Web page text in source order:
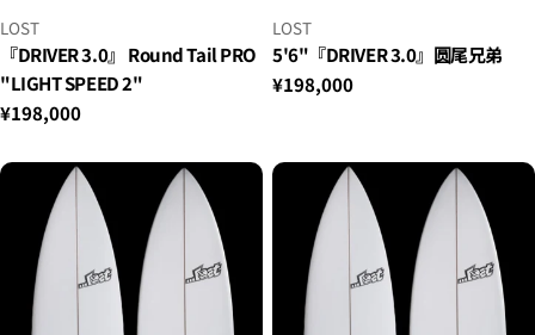
小
贩：
LOST
『DRIVER 3.0』 Round Tail PRO
"LIGHT SPEED 2"
正
价
¥198,000
小
贩：
LOST
5'6"『DRIVER 3.0』圆尾兄弟
正
格
¥198,000